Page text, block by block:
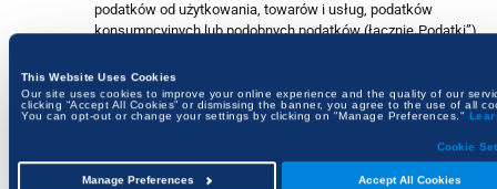
This Website Uses Cookies
Our site uses cookies to improve your online experience and the quality of our
clicking “Accept All Cookies” or dismissing the banner, you agree to the use of all
You can opt-out or change your settings by clicking on "Manage Preferences."
Cookie
Accept All Cookies
Manage Preferences
podatków od użytkowania, towarów i usług, podatków
konsumpcyjnych lub podobnych podatków (łącznie„Podatki”).
podatków nałożonych na Usługi lub Oprogramowanie na
podstawie niniejszych Warunków. Jeśli Bluebeam ma
obowiązek prawny płatności lub poboru podatków, za które
takie podatki, a Ty je uiścisz, chyba że przedstawisz ważne
zaświadczenie o zwolnieniu z podatku wydane przez